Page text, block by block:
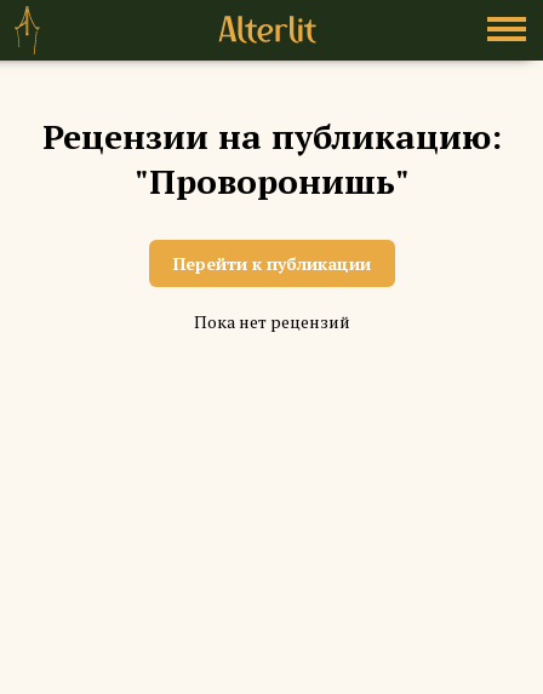
Рецензии на публикацию:
"Проворонишь"
Перейти к публикации
Пока нет рецензий